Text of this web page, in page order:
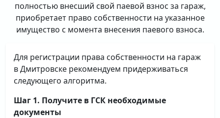
полностью внесший свой паевой взнос за гараж,
приобретает право собственности на указанное
имущество с момента внесения паевого взноса.
Для регистрации права собственности на гараж
в Дмитровске рекомендуем придерживаться
следующего алгоритма.
Шаг 1. Получите в ГСК необходимые
документы